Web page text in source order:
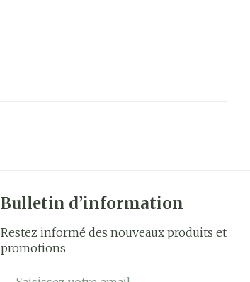
Bulletin d’information
Restez informé des nouveaux produits et
promotions
Adresse mail